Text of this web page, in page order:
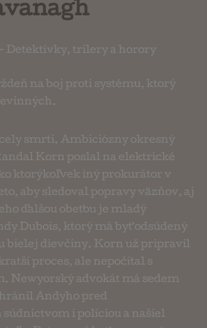
- Detektívky, trilery a horory
na boj proti systému, ktorý
smrti. Ambiciózny okresný
Korn poslal na elektrické
ktorýkoľvek iný prokurátor v
aby sledoval popravy väzňov, aj
ďalšou obeťou je mladý
Dubois, ktorý má byť odsúdený
bielej dievčiny. Korn už pripravil
proces, ale nepočítal s
Newyorský advokát má sedem
Andyho pred
i políciou a našiel